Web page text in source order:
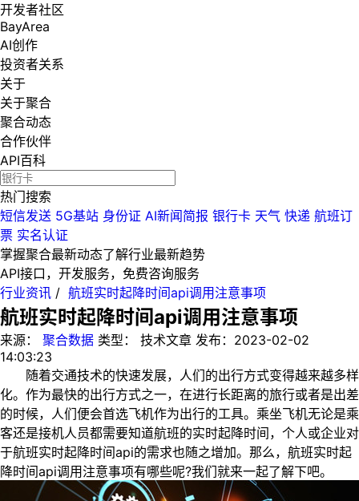
开发者社区
BayArea
AI创作
投资者关系
关于
关于聚合
聚合动态
合作伙伴
API百科
热门搜索
短信发送 5G基站 身份证 AI新闻简报 银行卡 天气 快递 航班订
票 实名认证
掌握聚合最新动态了解行业最新趋势
API接口，开发服务，免费咨询服务
行业资讯 / 航班实时起降时间api调用注意事项
航班实时起降时间api调用注意事项
来源： 聚合数据 类型： 技术文章 发布： 2023-02-02
14:03:23
随着交通技术的快速发展，人们的出行方式变得越来越多样
化。作为最快的出行方式之一，在进行长距离的旅行或者是出差
的时候，人们便会首选飞机作为出行的工具。乘坐飞机无论是乘
客还是接机人员都需要知道航班的实时起降时间，个人或企业对
于航班实时起降时间api的需求也随之增加。那么，航班实时起
降时间api调用注意事项有哪些呢?我们就来一起了解下吧。